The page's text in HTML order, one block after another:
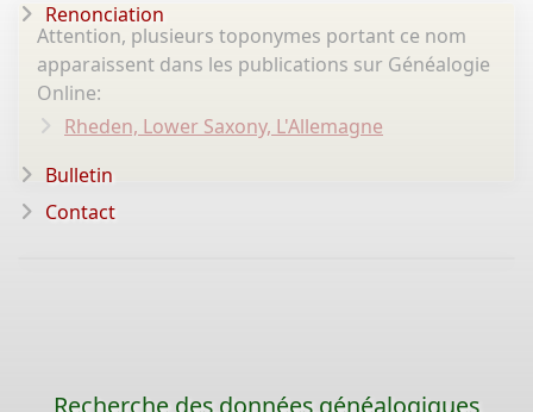
Attention, plusieurs toponymes portant ce nom
apparaissent dans les publications sur Généalogie
Online:
Rheden, Lower Saxony, L'Allemagne
Renonciation
Bulletin
Contact
Recherche des données généalogiques